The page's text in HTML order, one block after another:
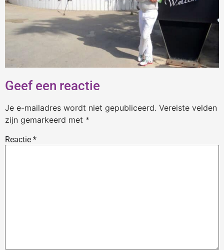
Geef een reactie
Je e-mailadres wordt niet gepubliceerd. Vereiste velden
zijn gemarkeerd met *
Reactie *